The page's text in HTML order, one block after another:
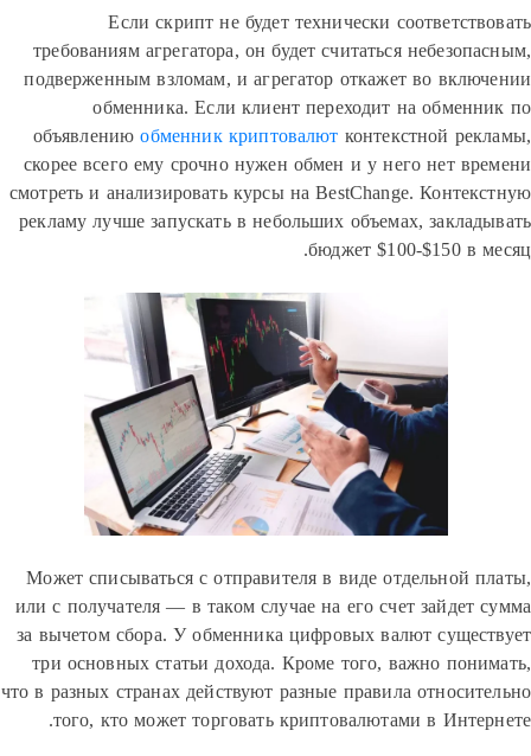
Если скрипт не будет технически
требованиям агрегатора, он будет считаться
подверженным взломам, и агрегатор откажет во
обменника. Если клиент переходит на
объявлениюобменник криптовалютконтекстной
скорее всего ему срочно нужен обмен и у него нет
смотреть и анализировать курсы на BestChange.
рекламу лучше запускать в небольших объемах,
бюджет $100-$150 в
Может списываться с отправителя в виде отдельной
или с получателя — в таком случае на его счет
за вычетом сбора. У обменника цифровых валют
три основных статьи дохода. Кроме того, важно
что в разных странах действуют разные правила
того, кто может торговать криптовалютами в